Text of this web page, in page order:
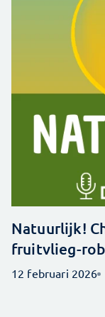
Natuurlijk!
fruitvlieg-
12 februari 2026